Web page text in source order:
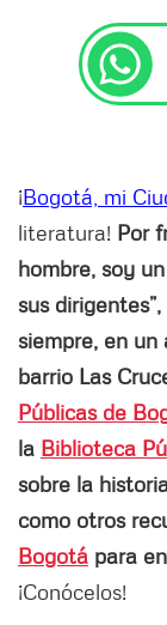
¡Bogotá, mi
literatura! Por
hombre, soy
sus
siempre, en un
barrio Las
Públicas de
la Biblioteca
sobre la
como otros
Bogotá para
¡Conócelos!